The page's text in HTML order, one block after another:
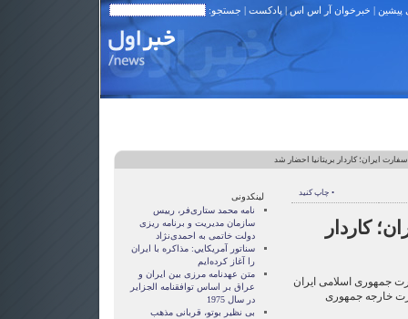
پیشین | خبرخوان آر اس اس| پادکست | جستجو:
ایران؛ کاردار بریتانیا احضار شد
• چاپ کنید
کاردار
جمهوری اسلامی ایران
خارجه جمهوری
لینکدونی
نامه محمد ستاری‌فر، رییس
سازمان مدیریت و برنامه ریزی
دولت خاتمی به احمدی‌نژاد
سناتور آمريکايي: مذاکره با ايران
را آغاز کرده‌ايم
متن عهدنامه مرزى بين ايران و
عراق بر اساس توافقنامه الجزاير
در سال 1975
بی نظیر بوتو، قربانی مذهب